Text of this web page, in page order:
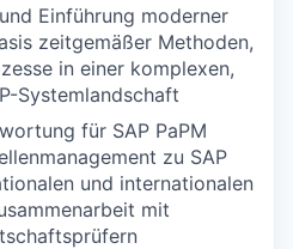
Einführung moderner
zeitgemäßer Methoden,
in einer komplexen,
Systemlandschaft
für SAP PaPM
zu SAP
und internationalen
mit